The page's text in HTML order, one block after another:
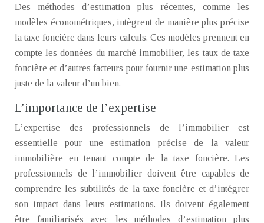
Des méthodes d’estimation plus récentes, comme les
modèles économétriques, intègrent de manière plus précise
la taxe foncière dans leurs calculs. Ces modèles prennent en
compte les données du marché immobilier, les taux de taxe
foncière et d’autres facteurs pour fournir une estimation plus
juste de la valeur d’un bien.
L’importance de l’expertise
L’expertise des professionnels de l’immobilier est
essentielle pour une estimation précise de la valeur
immobilière en tenant compte de la taxe foncière. Les
professionnels de l’immobilier doivent être capables de
comprendre les subtilités de la taxe foncière et d’intégrer
son impact dans leurs estimations. Ils doivent également
être familiarisés avec les méthodes d’estimation plus